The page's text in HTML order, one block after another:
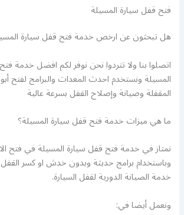
فتح قفل سيارة المسيلة
هل تبحثون عن ارخص خدمة فتح قفل سيارة
اتصلوا بنا ولا تتردوا نحن نوفر لكم افضل خدمة
المسيلة ونستخدم احدث المعدات والبرامج لفتح
المقفلة وصيانة وإصلاح القفل بسرعة عالية
ما هي ميزات خدمة فتح قفل سيارة المسيلة؟
نمتاز في خدمة فتح قفل سيارة المسيلة في فتح
وباستخدام برامج حديثة وبدون خدش او كسر
خدمة الصيانة الدورية لقفل السيارة.
ونعمل أيضا في: